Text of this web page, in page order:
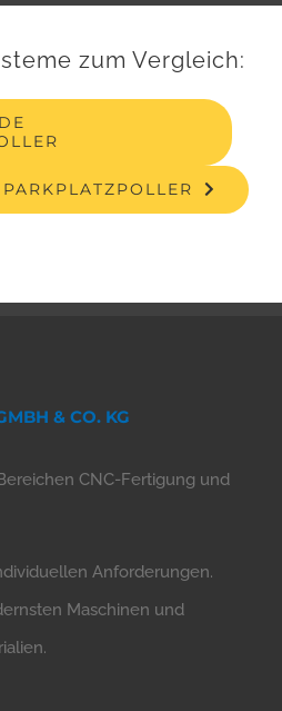
zum Vergleich:
PARKPLATZPOLLER
& CO. KG
CNC-Fertigung und
Anforderungen.
Maschinen und